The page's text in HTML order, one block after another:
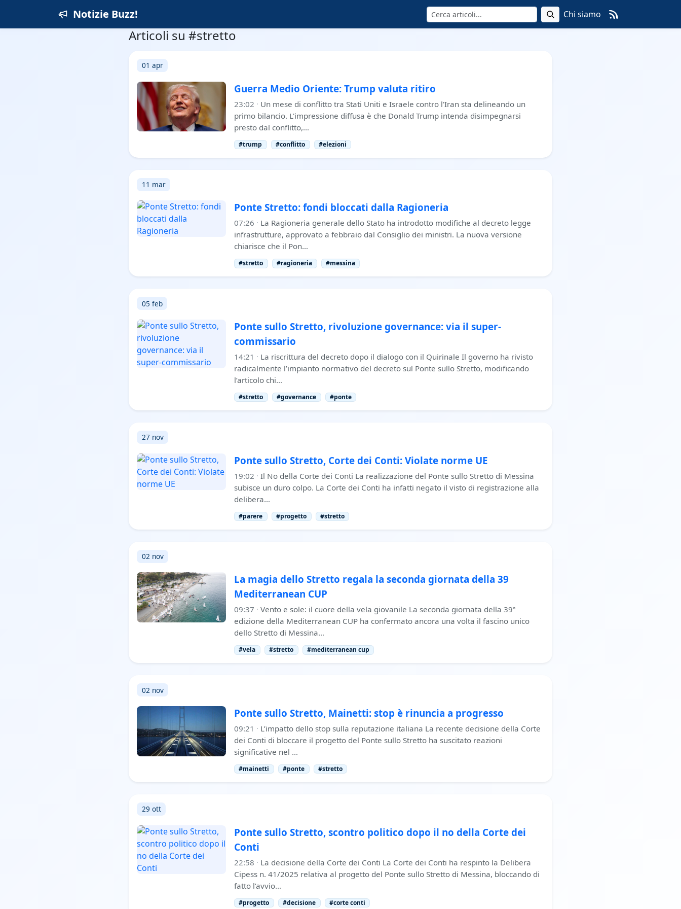
Notizie Buzz! Cerca Chi siamo
Articoli su #stretto
01 apr
Guerra Medio Oriente: Trump valuta ritiro
23:02 · Un mese di conflitto tra Stati Uniti e Israele contro l'Iran sta delineando un
primo bilancio. L'impressione diffusa è che Donald Trump intenda disimpegnarsi
presto dal conflitto,…
#trump #conflitto #elezioni
11 mar
Ponte Stretto: fondi bloccati dalla Ragioneria
07:26 · La Ragioneria generale dello Stato ha introdotto modifiche al decreto legge
infrastrutture, approvato a febbraio dal Consiglio dei ministri. La nuova versione
chiarisce che il Pon…
#stretto #ragioneria #messina
05 feb
Ponte sullo Stretto, rivoluzione governance: via il super-
commissario
14:21 · La riscrittura del decreto dopo il dialogo con il Quirinale Il governo ha rivisto
radicalmente l’impianto normativo del decreto sul Ponte sullo Stretto, modificando
l’articolo chi…
#stretto #governance #ponte
27 nov
Ponte sullo Stretto, Corte dei Conti: Violate norme UE
19:02 · Il No della Corte dei Conti La realizzazione del Ponte sullo Stretto di Messina
subisce un duro colpo. La Corte dei Conti ha infatti negato il visto di registrazione alla
delibera…
#parere #progetto #stretto
02 nov
La magia dello Stretto regala la seconda giornata della 39
Mediterranean CUP
09:37 · Vento e sole: il cuore della vela giovanile La seconda giornata della 39ª
edizione della Mediterranean CUP ha confermato ancora una volta il fascino unico
dello Stretto di Messina…
#vela #stretto #mediterranean cup
02 nov
Ponte sullo Stretto, Mainetti: stop è rinuncia a progresso
09:21 · L’impatto dello stop sulla reputazione italiana La recente decisione della Corte
dei Conti di bloccare il progetto del Ponte sullo Stretto ha suscitato reazioni
significative nel …
#mainetti #ponte #stretto
29 ott
Ponte sullo Stretto, scontro politico dopo il no della Corte dei
Conti
22:58 · La decisione della Corte dei Conti La Corte dei Conti ha respinto la Delibera
Cipess n. 41/2025 relativa al progetto del Ponte sullo Stretto di Messina, bloccando di
fatto l’avvio…
#progetto #decisione #corte conti